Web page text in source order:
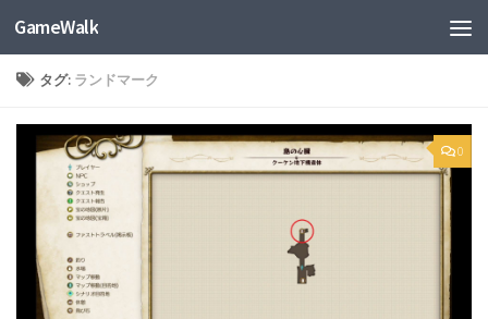
GameWalk
タグ: ランドマーク
0